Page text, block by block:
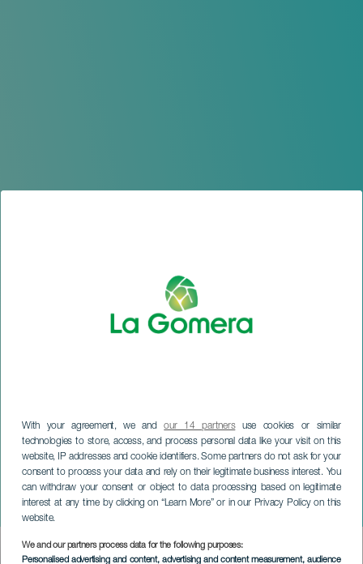
With your agreement, we andour 14 partnersuse cookies or similar
technologies to store, access, and process personal data like your visit on this
website, IP addresses and cookie identifiers. Some partners do not ask for your
consent to process your data and rely on their legitimate business interest. You
can withdraw your consent or object to data processing based on legitimate
interest at any time by clicking on “Learn More” or in our Privacy Policy on this
website.
We and our partners process data for the following purposes:
Personalised advertising and content, advertising and content measurement, audience
Falò di San Giovanni a San
Sebastián de La Gomera
LA GOMERA
Imagen